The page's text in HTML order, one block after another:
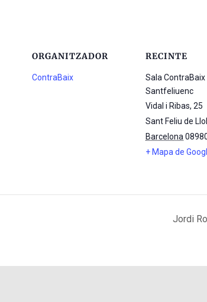
ORGANITZADOR
ContraBaix
RECINTE
Sala
Santfeliuenc
Vidal i Ribas, 25
Sant Feliu de
Barcelona
+ Mapa de
Jordi